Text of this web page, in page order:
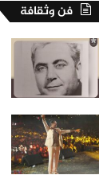
فن وثقافة